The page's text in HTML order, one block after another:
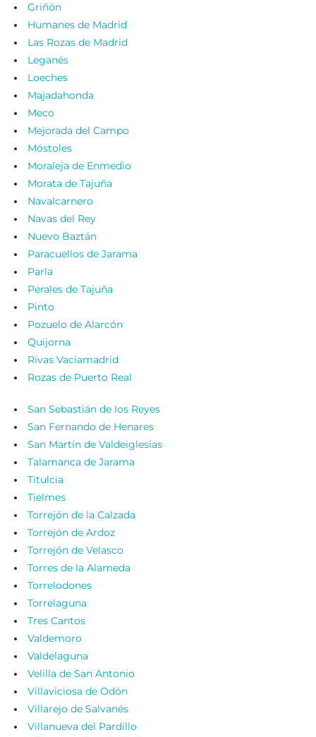
Griñón
Humanes de Madrid
Las Rozas de Madrid
Leganés
Loeches
Majadahonda
Meco
Mejorada del Campo
Móstoles
Moraleja de Enmedio
Morata de Tajuña
Navalcarnero
Navas del Rey
Nuevo Baztán
Paracuellos de Jarama
Parla
Perales de Tajuña
Pinto
Pozuelo de Alarcón
Quijorna
Rivas Vaciamadrid
Rozas de Puerto Real
San Sebastián de los Reyes
San Fernando de Henares
San Martín de Valdeiglesias
Talamanca de Jarama
Titulcia
Tielmes
Torrejón de la Calzada
Torrejón de Ardoz
Torrejón de Velasco
Torres de la Alameda
Torrelodones
Torrelaguna
Tres Cantos
Valdemoro
Valdelaguna
Velilla de San Antonio
Villaviciosa de Odón
Villarejo de Salvanés
Villanueva del Pardillo